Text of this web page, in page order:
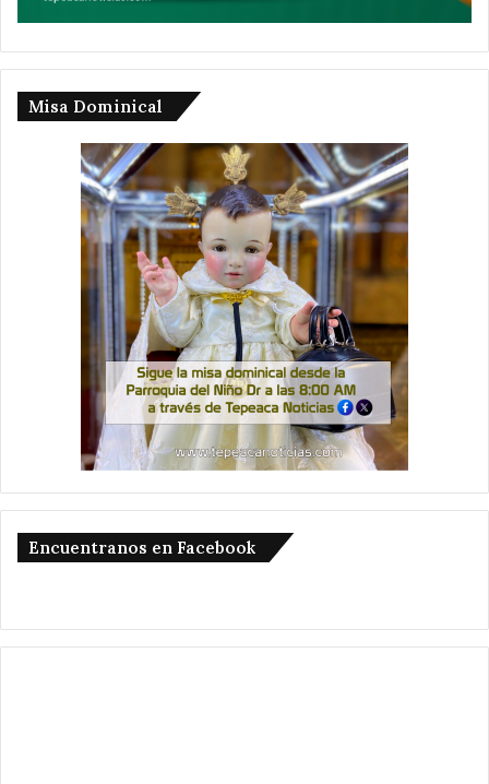
Misa Dominical
Encuentranos en Facebook